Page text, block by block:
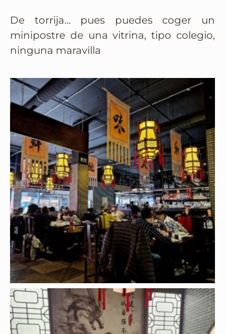
De torrija… pues puedes coger un
minipostre de una vitrina, tipo colegio,
ninguna maravilla